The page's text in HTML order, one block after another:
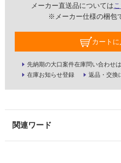
メーカー直送品については
※メーカー仕様の梱包
カート
先納期の大口案件在庫問い合わせ
在庫お知らせ登録
返品・交換
能
使
用
能
(寒
冷
使